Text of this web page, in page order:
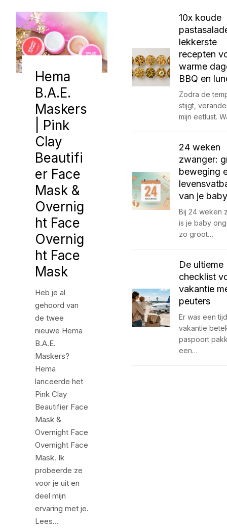
Hema
B.A.E.
Maskers
| Pink
Clay
Beautifi
er Face
Mask &
Overnig
ht Face
Overnig
ht Face
Mask
Heb je al
gehoord van
de twee
nieuwe Hema
B.A.E.
Maskers?
Hema
lanceerde het
Pink Clay
Beautifier Face
Mask &
Overnight Face
Overnight Face
Mask. Ik
probeerde ze
voor je uit en
deel mijn
ervaring met je.
Lees…
10x koude
lekkerste
recepten
warme
BBQ en
Zodra de
stijgt,
mijn eetlust.
24 weken
zwanger:
beweging
van je baby
Bij 24 weken
is je baby
zo groot…
De ultieme
checklist
vakantie
peuters
Er was een
vakantie
paspoort
een…